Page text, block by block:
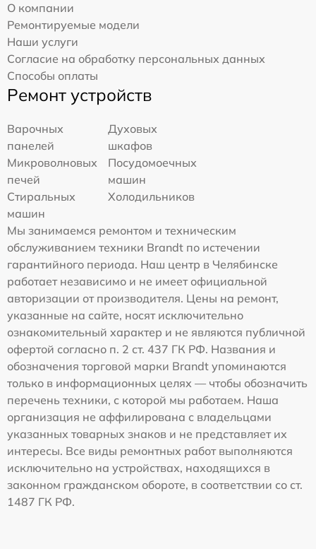
О компании
Ремонтируемые модели
Наши услуги
Согласие на обработку персональных данных
Способы оплаты
Ремонт устройств
Варочных
панелей
Духовых
шкафов
Микроволновых
печей
Посудомоечных
машин
Стиральных
машин
Холодильников
Мы занимаемся ремонтом и техническим
обслуживанием техники Brandt по истечении
гарантийного периода. Наш центр в Челябинске
работает независимо и не имеет официальной
авторизации от производителя. Цены на ремонт,
указанные на сайте, носят исключительно
ознакомительный характер и не являются публичной
офертой согласно п. 2 ст. 437 ГК РФ. Названия и
обозначения торговой марки Brandt упоминаются
только в информационных целях — чтобы обозначить
перечень техники, с которой мы работаем. Наша
организация не аффилирована с владельцами
указанных товарных знаков и не представляет их
интересы. Все виды ремонтных работ выполняются
исключительно на устройствах, находящихся в
законном гражданском обороте, в соответствии со ст.
1487 ГК РФ.